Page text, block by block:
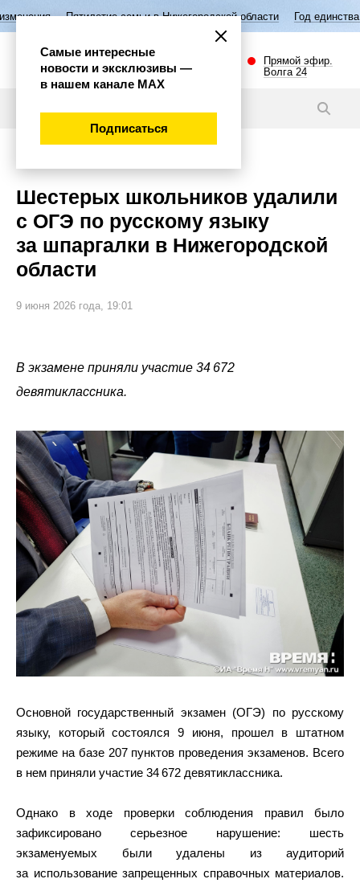
семьи в Нижегородской области Год единства народов
Прямой эфир.
Волга 24
Шестерых школьников удалили
с ОГЭ по русскому языку
за шпаргалки в Нижегородской
области
9 июня 2026 года, 19:01
В экзамене приняли участие 34 672
девятиклассника.
Основной государственный экзамен (ОГЭ) по русскому
языку, который состоялся 9 июня, прошел в штатном
режиме на базе 207 пунктов проведения экзаменов. Всего
в нем приняли участие 34 672 девятиклассника.
Однако в ходе проверки соблюдения правил было
зафиксировано серьезное нарушение: шесть
экзаменуемых были удалены из аудиторий
за использование запрещенных справочных материалов.
Самые интересные
новости и эксклюзивы —
в нашем канале МАХ
Подписаться